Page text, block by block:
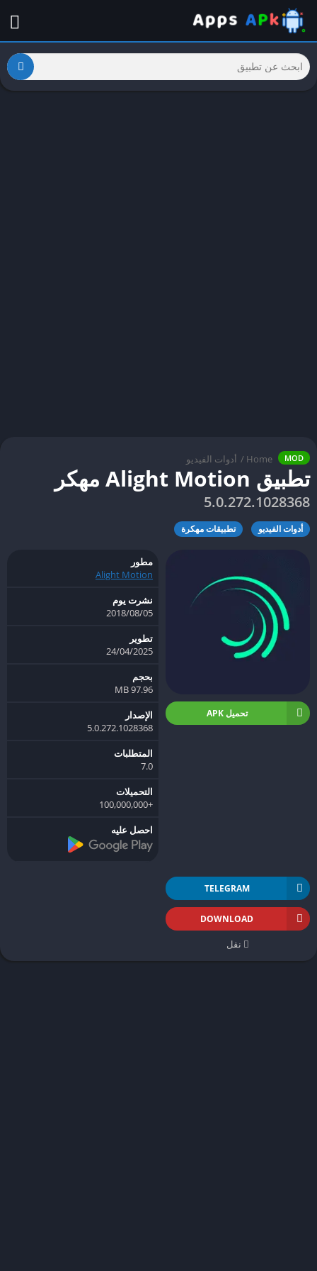
MOD
Home
/ أدوات الفيديو
تطبيق Alight Motion مهكر
5.0.272.1028368
أدوات الفيديو تطبيقات مهكرة
تحميل APK
TELEGRAM
DOWNLOAD
نقل
مطور
Alight Motion
نشرت يوم
05‏/08‏/2018
تطوير
24/04/2025
بحجم
97.96 MB
الإصدار
5.0.272.1028368
المتطلبات
7.0
التحميلات
+100,000,000
احصل عليه